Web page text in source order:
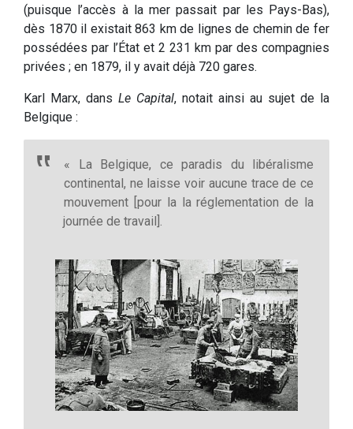
(puisque l’accès à la mer passait par les Pays-Bas),
dès 1870 il existait 863 km de lignes de chemin de fer
possédées par l’État et 2 231 km par des compagnies
privées ; en 1879, il y avait déjà 720 gares.
Karl Marx, dans Le Capital, notait ainsi au sujet de la
Belgique :
« La Belgique, ce paradis du libéralisme
continental, ne laisse voir aucune trace de ce
mouvement [pour la la réglementation de la
journée de travail].